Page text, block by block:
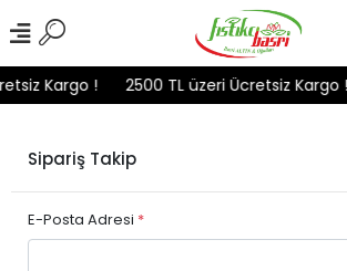
Kargo ! 2500 TL üzeri Ücretsiz Kargo !
Sipariş Takip
E-Posta Adresi *